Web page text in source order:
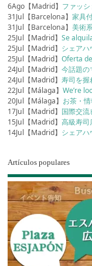
6Ago【Madrid】 ファッ
31Jul【Barcelona】家具
31Jul【Barcelona】美術
25Jul【Madrid】Se
25Jul【Madrid】 シェア
25Jul【Madrid】Oferta
24Jul【Madrid】今話題
24Jul【Madrid】寿司を握
22Jul【Málaga】We’re
20Jul【Málaga】 お茶・
17Jul【Madrid】 国際交
15Jul【Madrid】高級寿司
14Jul【Madrid】 シェア
Artículos populares